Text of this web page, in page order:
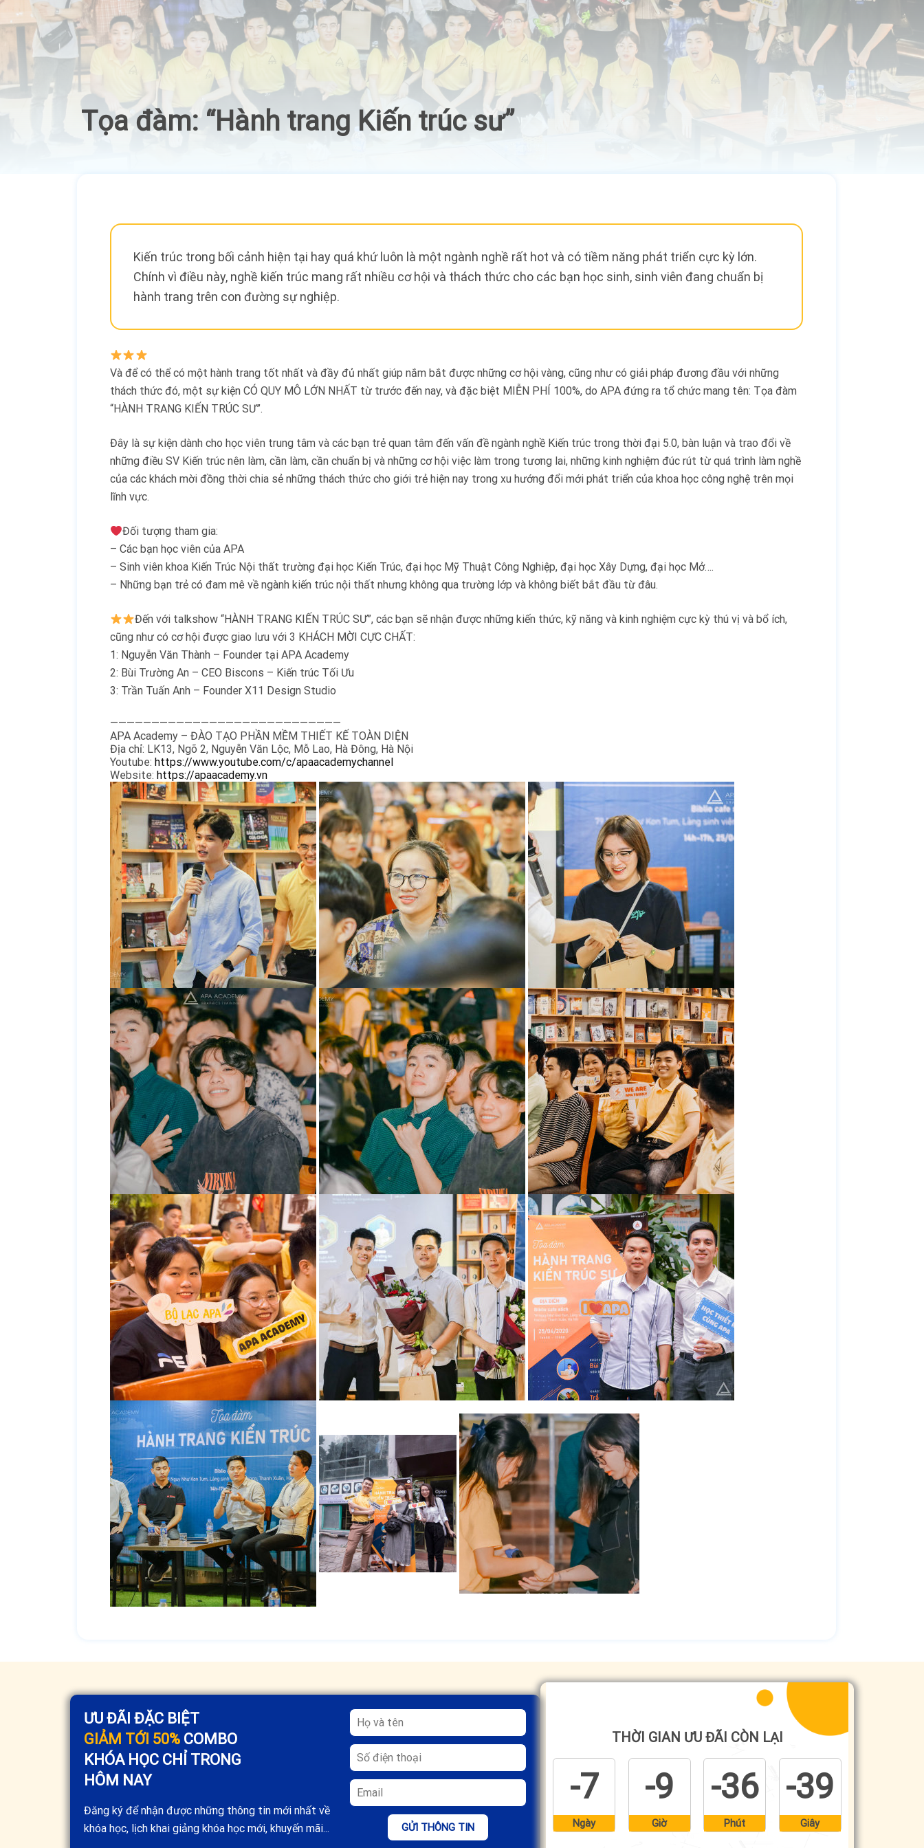
Tọa đàm: “Hành trang Kiến trúc sư”
Kiến trúc trong bối cảnh hiện tại hay quá khứ luôn là một ngành nghề rất hot và có tiềm năng phát triển cực kỳ lớn.
Chính vì điều này, nghề kiến trúc mang rất nhiều cơ hội và thách thức cho các bạn học sinh, sinh viên đang chuẩn bị
hành trang trên con đường sự nghiệp.
Và để có thể có một hành trang tốt nhất và đầy đủ nhất giúp nắm bắt được những cơ hội vàng, cũng như có giải pháp đương đầu với những
thách thức đó, một sự kiện CÓ QUY MÔ LỚN NHẤT từ trước đến nay, và đặc biệt MIỄN PHÍ 100%, do APA đứng ra tổ chức mang tên: Tọa đàm
“HÀNH TRANG KIẾN TRÚC SƯ”.
Đây là sự kiện dành cho học viên trung tâm và các bạn trẻ quan tâm đến vấn đề ngành nghề Kiến trúc trong thời đại 5.0, bàn luận và trao đổi về
những điều SV Kiến trúc nên làm, cần làm, cần chuẩn bị và những cơ hội việc làm trong tương lai, những kinh nghiệm đúc rút từ quá trình làm nghề
của các khách mời đồng thời chia sẻ những thách thức cho giới trẻ hiện nay trong xu hướng đổi mới phát triển của khoa học công nghệ trên mọi
lĩnh vực.
Đối tượng tham gia:
– Các bạn học viên của APA
– Sinh viên khoa Kiến Trúc Nội thất trường đại học Kiến Trúc, đại học Mỹ Thuật Công Nghiệp, đại học Xây Dựng, đại học Mở….
– Những bạn trẻ có đam mê về ngành kiến trúc nội thất nhưng không qua trường lớp và không biết bắt đầu từ đâu.
Đến với talkshow “HÀNH TRANG KIẾN TRÚC SƯ”, các bạn sẽ nhận được những kiến thức, kỹ năng và kinh nghiệm cực kỳ thú vị và bổ ích,
cũng như có cơ hội được giao lưu với 3 KHÁCH MỜI CỰC CHẤT:
1: Nguyễn Văn Thành – Founder tại APA Academy
2: Bùi Trường An – CEO Biscons – Kiến trúc Tối Ưu
3: Trần Tuấn Anh – Founder X11 Design Studio
————————————————————————————
APA Academy – ĐÀO TẠO PHẦN MỀM THIẾT KẾ TOÀN DIỆN
Địa chỉ: LK13, Ngõ 2, Nguyễn Văn Lộc, Mỗ Lao, Hà Đông, Hà Nội
Youtube: https://www.youtube.com/c/apaacademychannel
Website: https://apaacademy.vn
ƯU ĐÃI ĐẶC BIỆT
GIẢM TỚI 50% COMBO
KHÓA HỌC CHỈ TRONG
HÔM NAY
Đăng ký để nhận được những thông tin mới nhất về
khóa học, lịch khai giảng khóa học mới, khuyến mãi...
GỬI THÔNG TIN
THỜI GIAN ƯU ĐÃI CÒN LẠI
-7
Ngày
-9
Giờ
-36
Phút
-41
Giây